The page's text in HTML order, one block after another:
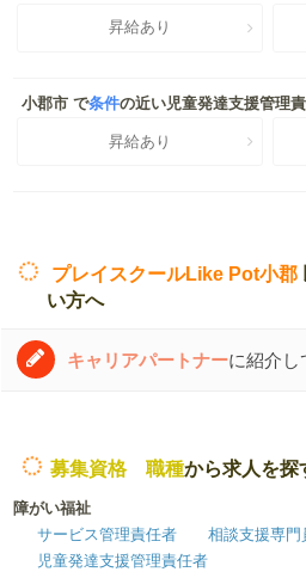
昇給あり
小郡市 で条件の近い児童発達支援管理
昇給あり
プレイスクールLike Pot小郡
い方へ
キャリアパートナーに紹介し
募集資格 職種から求人を探
障がい福祉
サービス管理責任者
相談支援専門
児童発達支援管理責任者